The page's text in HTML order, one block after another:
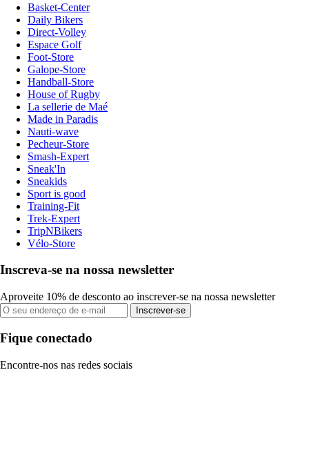
Basket-Center
Daily Bikers
Direct-Volley
Espace Golf
Foot-Store
Galope-Store
Handball-Store
House of Rugby
La sellerie de Maé
Made in Paradis
Nauti-wave
Pecheur-Store
Smash-Expert
Sneak'In
Sneakids
Sport is good
Training-Fit
Trek-Expert
TripNBikers
Vélo-Store
Inscreva-se na nossa newsletter
Aproveite 10% de desconto ao inscrever-se na nossa newsletter
Inscrever-se
Fique conectado
Encontre-nos nas redes sociais